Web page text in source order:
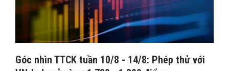
Góc nhìn TTCK tuần 10/8 - 14/8: Phép thử với